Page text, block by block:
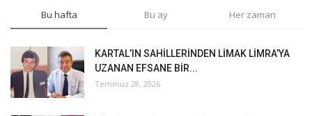
Bu hafta Bu ay Her zaman
KARTAL’IN SAHİLLERİNDEN LİMAK LİMRA’YA
UZANAN EFSANE BİR...
Temmuz 28, 2026